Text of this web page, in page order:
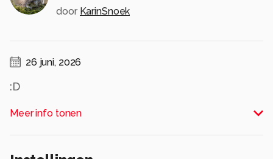
door KarinSnoek
26 juni, 2026
:D
Alle rechten voorbehouden
Meer info tonen